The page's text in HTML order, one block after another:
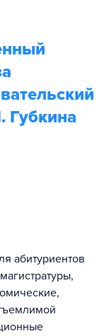
Губкина
абитуриентов